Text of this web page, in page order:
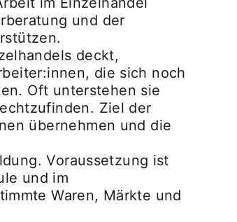
und der
deckt,
die sich noch
Oft unterstehen sie
Ziel der
übernehmen und die
Voraussetzung ist
und im
Waren, Märkte und